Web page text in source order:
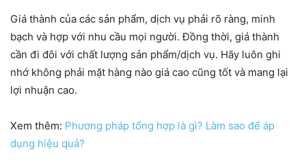
Giá thành của các sản phẩm, dịch vụ phải rõ ràng, minh
bạch và hợp với nhu cầu mọi người. Đồng thời, giá thành
cần đi đôi với chất lượng sản phẩm/dịch vụ. Hãy luôn ghi
nhớ không phải mặt hàng nào giá cao cũng tốt và mang lại
lợi nhuận cao.
Xem thêm: Phương pháp tổng hợp là gì? Làm sao để áp
dụng hiệu quả?